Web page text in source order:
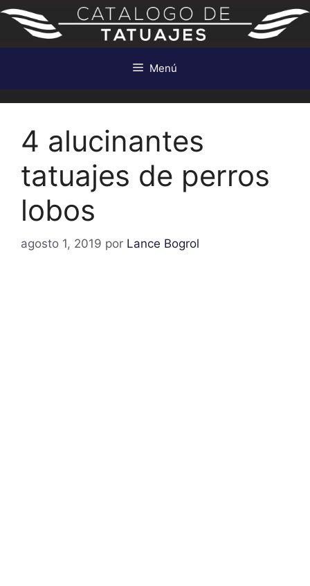
Saltar
contenido
Menú
4 alucinantes
tatuajes de perros
lobos
agosto 1, 2019 por Lance Bogrol